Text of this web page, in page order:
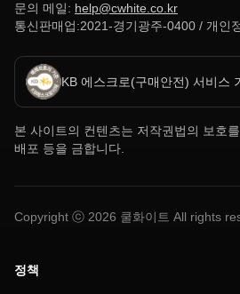
문의 메일: help@cwhite.co.kr
통신판매업:2021-경기광주-0400 / 개인
KB 에스크로(구매안전) 서비스
본 사이트의 컨텐츠는 저작권법의 보호
배포 등을 금합니다.
Copyright ⓒ 2026 쿨화이트 All rights
정책